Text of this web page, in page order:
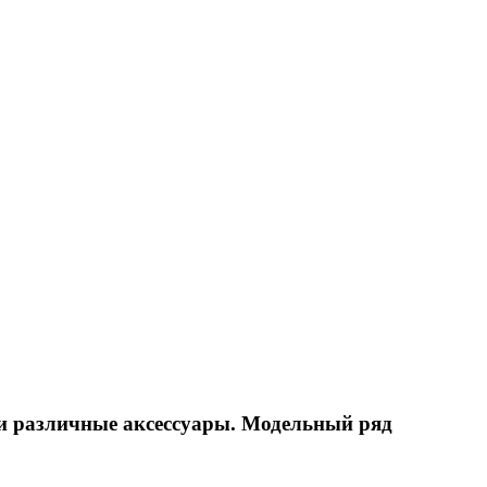
различные аксессуары. Модельный ряд